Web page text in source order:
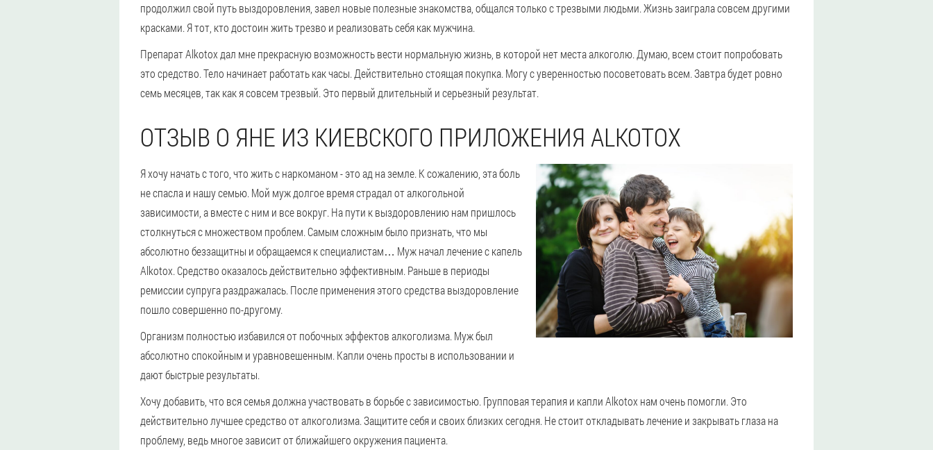
продолжил свой путь выздоровления, завел новые полезные знакомства, общался только с трезвыми людьми. Жизнь заиграла совсем другими
красками. Я тот, кто достоин жить трезво и реализовать себя как мужчина.
Препарат Alkotox дал мне прекрасную возможность вести нормальную жизнь, в которой нет места алкоголю. Думаю, всем стоит попробовать
это средство. Тело начинает работать как часы. Действительно стоящая покупка. Могу с уверенностью посоветовать всем. Завтра будет ровно
семь месяцев, так как я совсем трезвый. Это первый длительный и серьезный результат.
ОТЗЫВ О ЯНЕ ИЗ КИЕВСКОГО ПРИЛОЖЕНИЯ ALKOTOX
Я хочу начать с того, что жить с наркоманом - это ад на земле. К сожалению, эта боль
не спасла и нашу семью. Мой муж долгое время страдал от алкогольной
зависимости, а вместе с ним и все вокруг. На пути к выздоровлению нам пришлось
столкнуться с множеством проблем. Самым сложным было признать, что мы
абсолютно беззащитны и обращаемся к специалистам… Муж начал лечение с капель
Alkotox. Средство оказалось действительно эффективным. Раньше в периоды
ремиссии супруга раздражалась. После применения этого средства выздоровление
пошло совершенно по-другому.
Организм полностью избавился от побочных эффектов алкоголизма. Муж был
абсолютно спокойным и уравновешенным. Капли очень просты в использовании и
дают быстрые результаты.
Хочу добавить, что вся семья должна участвовать в борьбе с зависимостью. Групповая терапия и капли Alkotox нам очень помогли. Это
действительно лучшее средство от алкоголизма. Защитите себя и своих близких сегодня. Не стоит откладывать лечение и закрывать глаза на
проблему, ведь многое зависит от ближайшего окружения пациента.